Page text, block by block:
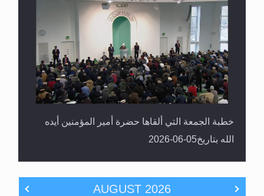
خطبة الجمعة التي ألقاها حضرة أمير المؤمنين أيده
الله بتاريخ05-06-2026
AUGUST 2026